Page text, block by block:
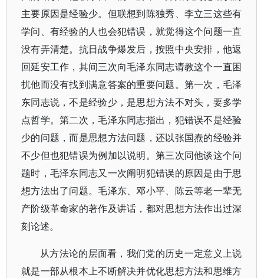
主要原因是经验少。但联想到陈独秀、李立三这些有
学问、有经验的人也会犯错误，就觉得这个问题一直
没有弄清楚。抗日战争爆发后，按照中央安排，他返
回延安工作，其间三次向毛泽东同志请教这个一直困
扰他而没有找到满意答案的重要问题。第一次，毛泽
东同志说，不是经验少，是思想方法不对头，要多学
点哲学。第二次，毛泽东同志指出，犯错误不是经验
少的问题，而是思想方法问题，还以张国焘的经验并
不少但也犯错误为例加以说明。第三次同他谈这个问
题时，毛泽东同志又一次阐明犯错误的原因是由于思
想方法出了问题。毛泽东、邓小平、陈云等老一辈无
产阶级革命家的著作及讲话，都对思想方法作出过深
刻论述。
从方法论的层面看，我们党的历史一定意义上说
就是一部从根本上不断解决并优化思想方法和思维方